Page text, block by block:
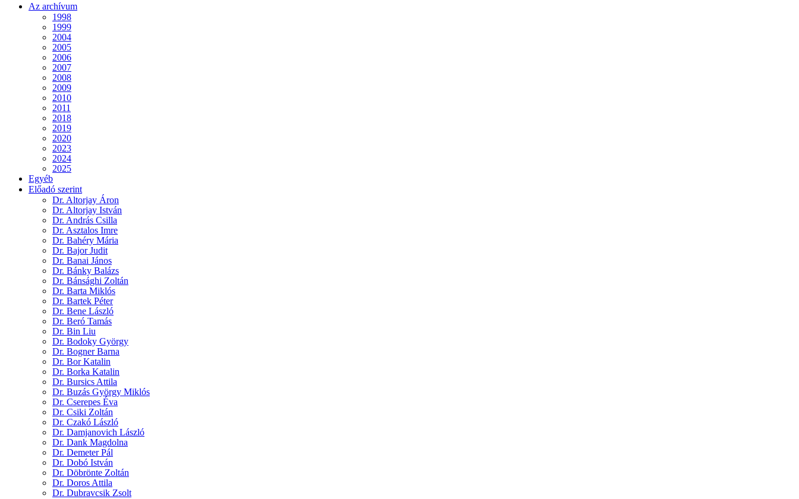
Az archívum
1998
1999
2004
2005
2006
2007
2008
2009
2010
2011
2018
2019
2020
2023
2024
2025
Egyéb
Előadó szerint
Dr. Altorjay Áron
Dr. Altorjay István
Dr. András Csilla
Dr. Asztalos Imre
Dr. Bahéry Mária
Dr. Bajor Judit
Dr. Banai János
Dr. Bánky Balázs
Dr. Bánsághi Zoltán
Dr. Barta Miklós
Dr. Bartek Péter
Dr. Bene László
Dr. Beró Tamás
Dr. Bin Liu
Dr. Bodoky György
Dr. Bogner Barna
Dr. Bor Katalin
Dr. Borka Katalin
Dr. Bursics Attila
Dr. Buzás György Miklós
Dr. Cserepes Éva
Dr. Csiki Zoltán
Dr. Czakó László
Dr. Damjanovich László
Dr. Dank Magdolna
Dr. Demeter Pál
Dr. Dobó István
Dr. Döbrönte Zoltán
Dr. Doros Attila
Dr. Dubravcsik Zsolt